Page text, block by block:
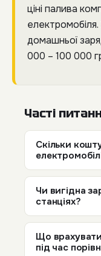
ціні палива
домашньої
000 – 100 000
Часті
Скільки
Чи вигідна
станціях?
Що
під час